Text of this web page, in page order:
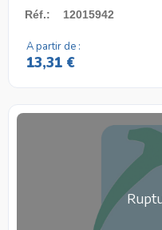
Réf.: 12015942
A partir de :
13,31 €